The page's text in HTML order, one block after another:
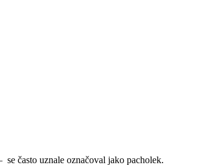
často uznale označoval jako pacholek.